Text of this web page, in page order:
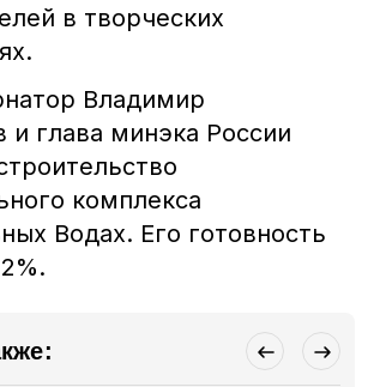
в творческих
Владимир
и глава минэка России
комплекса
Водах. Его готовность